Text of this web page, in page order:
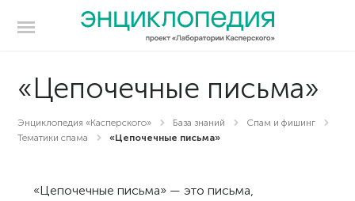
«Цепочечные письма»
Энциклопедия «Касперского» База знаний
Спам и фишинг
Тематики спама
«Цепочечные письма»
«Цепочечные письма» — это письма,